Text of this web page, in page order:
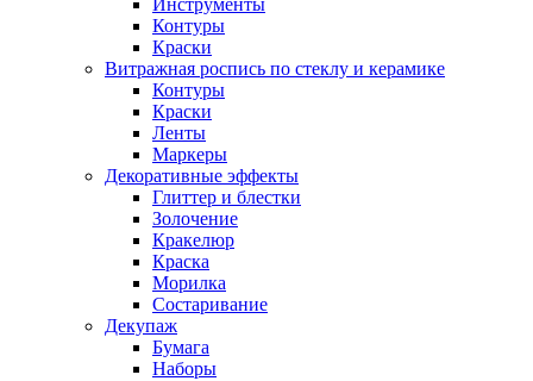
Инструменты
Контуры
Краски
Витражная роспись по стеклу и керамике
Контуры
Краски
Ленты
Маркеры
Декоративные эффекты
Глиттер и блестки
Золочение
Кракелюр
Краска
Морилка
Состаривание
Декупаж
Бумага
Наборы